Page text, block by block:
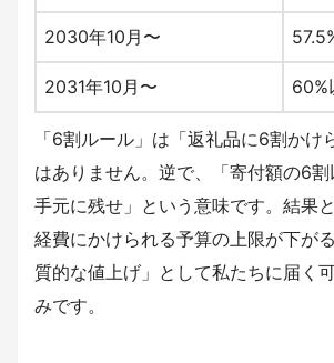
2030年10月〜
2031年10月〜 60%
「6割ルール」は「返礼品に6割かけ
はありません。逆で、「寄付額の6
手元に残せ」という意味です。結果
経費にかけられる予算の上限が下
質的な値上げ」として私たちに届く
みです。